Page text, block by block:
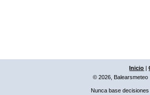
Inicio |
© 2026, Balearsmeteo
Nunca base